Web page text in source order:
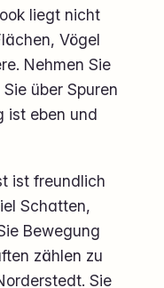
liegt nicht
Vögel
Nehmen Sie
über Spuren
ist eben und
ist freundlich
Schatten,
Bewegung
zählen zu
Sie